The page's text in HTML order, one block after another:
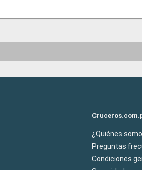
¿Quiénes
Preguntas
Condiciones